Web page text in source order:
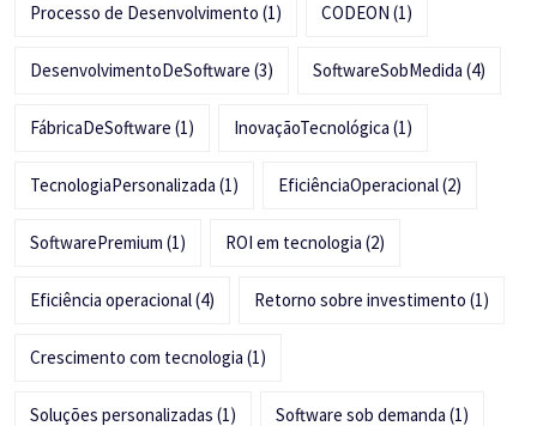
Processo de Desenvolvimento (1) CODEON (1)
DesenvolvimentoDeSoftware (3) SoftwareSobMedida (4)
FábricaDeSoftware (1) InovaçãoTecnológica (1)
TecnologiaPersonalizada (1) EficiênciaOperacional(2)
SoftwarePremium (1) ROI em tecnologia (2)
Eficiência operacional(4) Retorno sobre investimento (1)
Crescimento com tecnologia (1)
Soluções personalizadas (1) Software sob demanda (1)